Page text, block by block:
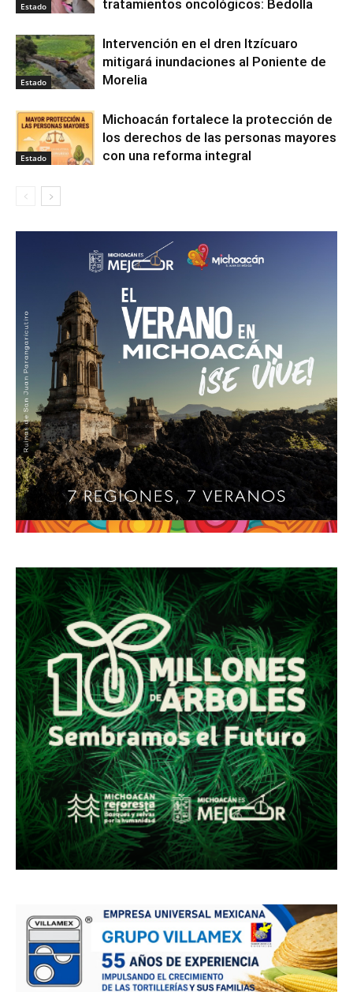
Estado tratamientos oncológicos: Bedolla
Estado
Intervención en el dren Itzícuaro
mitigará inundaciones al Poniente de
Morelia
Estado
Michoacán fortalece la protección de
los derechos de las personas mayores
con una reforma integral